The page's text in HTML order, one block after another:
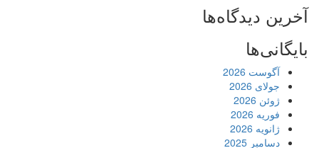
آخرین دیدگاه‌ها
بایگانی‌ها
آگوست 2026
جولای 2026
ژوئن 2026
فوریه 2026
ژانویه 2026
دسامبر 2025